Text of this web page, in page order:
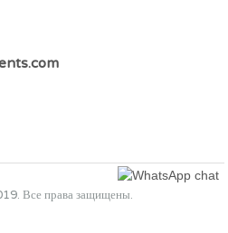
Все права защищены.